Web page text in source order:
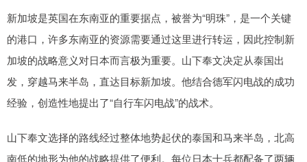
新加坡是英国在东南亚的重要据点，被誉为“明珠”，是一个关键
的港口，许多东南亚的资源需要通过这里进行转运，因此控制新
加坡的战略意义对日本而言极为重要。山下奉文决定从泰国出
发，穿越马来半岛，直达目标新加坡。他结合德军闪电战的成功
经验，创造性地提出了“自行车闪电战”的战术。
山下奉文选择的路线经过整体地势起伏的泰国和马来半岛，北高
南低的地形为他的战略提供了便利。每位日本士兵都配备了两辆